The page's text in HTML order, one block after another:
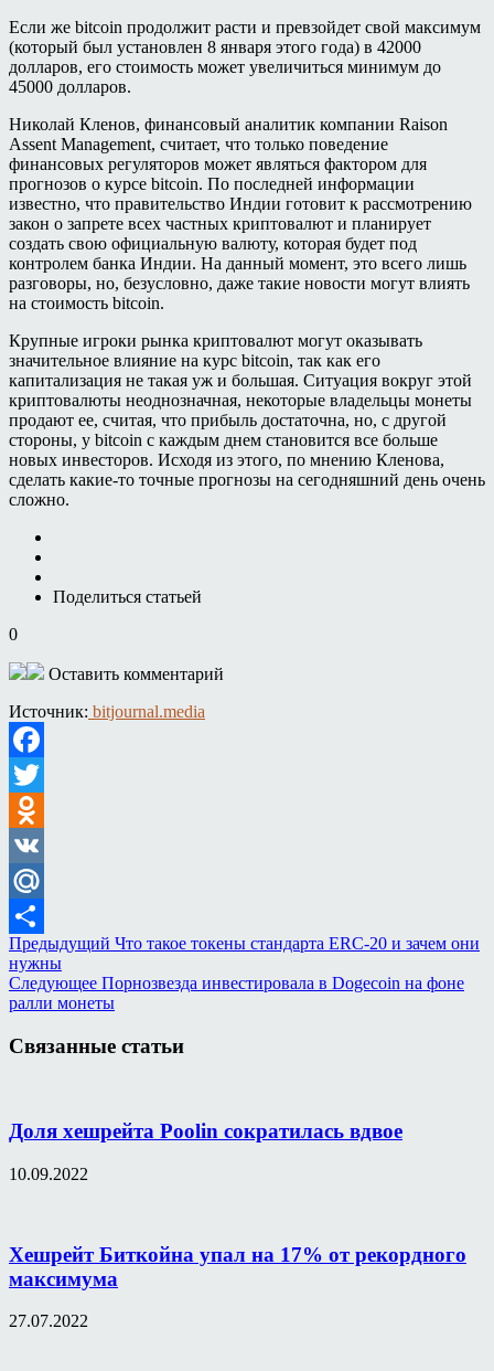
Если же bitcoin продолжит расти и превзойдет свой максимум
(который был установлен 8 января этого года) в 42000
долларов, его стоимость может увеличиться минимум до
45000 долларов.
Николай Кленов, финансовый аналитик компании Raison
Assent Management, считает, что только поведение
финансовых регуляторов может являться фактором для
прогнозов о курсе bitcoin. По последней информации
известно, что правительство Индии готовит к рассмотрению
закон о запрете всех частных криптовалют и планирует
создать свою официальную валюту, которая будет под
контролем банка Индии. На данный момент, это всего лишь
разговоры, но, безусловно, даже такие новости могут влиять
на стоимость bitcoin.
Крупные игроки рынка криптовалют могут оказывать
значительное влияние на курс bitcoin, так как его
капитализация не такая уж и большая. Ситуация вокруг этой
криптовалюты неоднозначная, некоторые владельцы монеты
продают ее, считая, что прибыль достаточна, но, с другой
стороны, у bitcoin с каждым днем становится все больше
новых инвесторов. Исходя из этого, по мнению Кленова,
сделать какие-то точные прогнозы на сегодняшний день очень
сложно.
Поделиться статьей
0
Оставить комментарий
Источник: bitjournal.media
Facebook
Twitter
Odnoklassniki
VK
Mail.Ru
Отправить
Предыдущий Что такое токены стандарта ERC-20 и зачем они
нужны
Следующее Порнозвезда инвестировала в Dogecoin на фоне
ралли монеты
Связанные статьи
Доля хешрейта Poolin сократилась вдвое
10.09.2022
Хешрейт Биткойна упал на 17% от рекордного
максимума
27.07.2022